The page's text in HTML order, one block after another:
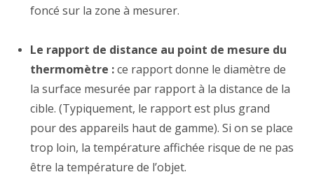
foncé sur la zone à mesurer.
Le rapport de distance au point de mesure du
thermomètre :ce rapport donne le diamètre de
la surface mesurée par rapport à la distance de la
cible. (Typiquement, le rapport est plus grand
pour des appareils haut de gamme). Si on se place
trop loin, la température affichée risque de ne pas
être la température de l’objet.